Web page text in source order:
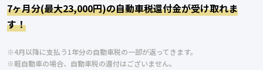
7ヶ月分(最大23,000円)の自動車税還付金が受け取れま
す！
※4月以降に支払う1年分の自動車税の一部が返ってきます。
※軽自動車の場合、自動車税の還付はございません。